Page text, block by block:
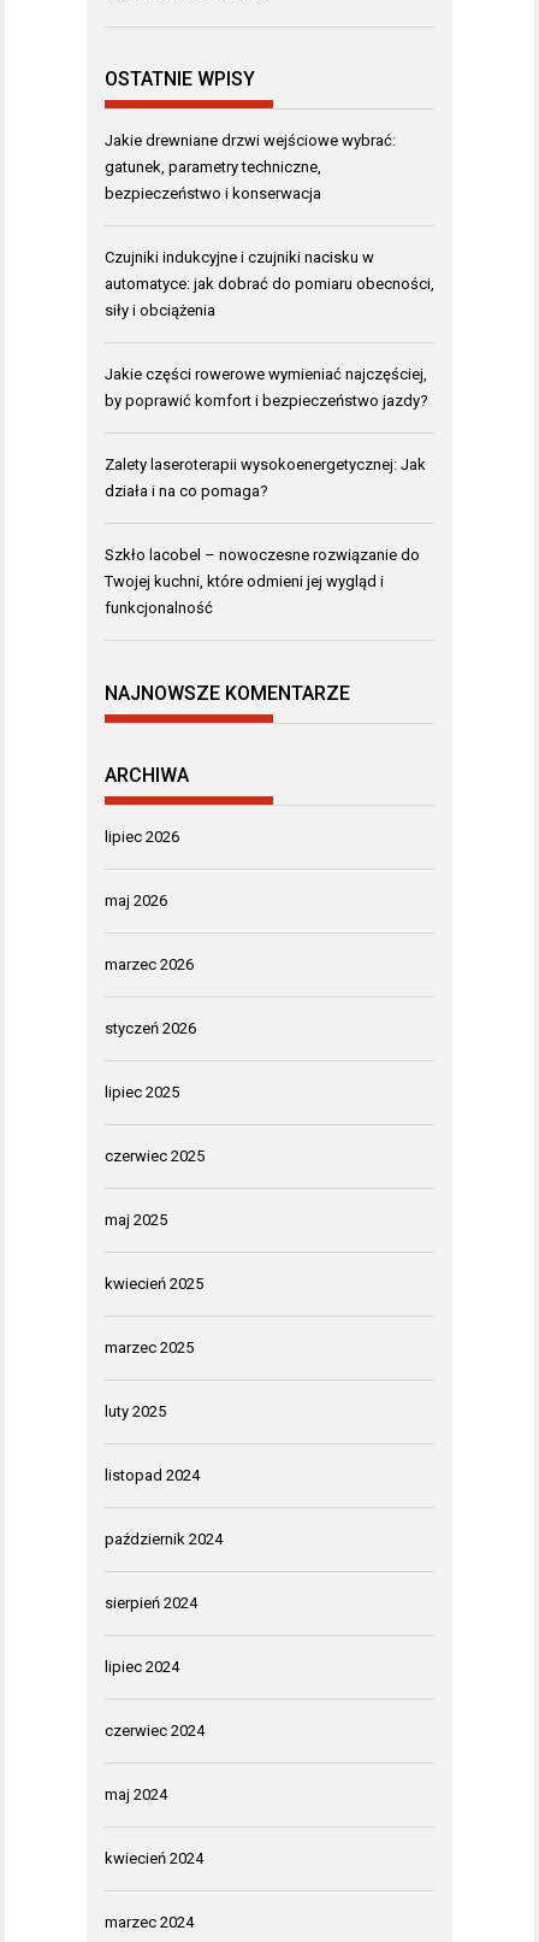
OSTATNIE WPISY
Jakie drewniane drzwi wejściowe wybrać:
gatunek, parametry techniczne,
bezpieczeństwo i konserwacja
Czujniki indukcyjne i czujniki nacisku w
automatyce: jak dobrać do pomiaru obecności,
siły i obciążenia
Jakie części rowerowe wymieniać najczęściej,
by poprawić komfort i bezpieczeństwo jazdy?
Zalety laseroterapii wysokoenergetycznej: Jak
działa i na co pomaga?
Szkło lacobel – nowoczesne rozwiązanie do
Twojej kuchni, które odmieni jej wygląd i
funkcjonalność
NAJNOWSZE KOMENTARZE
ARCHIWA
lipiec 2026
maj 2026
marzec 2026
styczeń 2026
lipiec 2025
czerwiec 2025
maj 2025
kwiecień 2025
marzec 2025
luty 2025
listopad 2024
październik 2024
sierpień 2024
lipiec 2024
czerwiec 2024
maj 2024
kwiecień 2024
marzec 2024